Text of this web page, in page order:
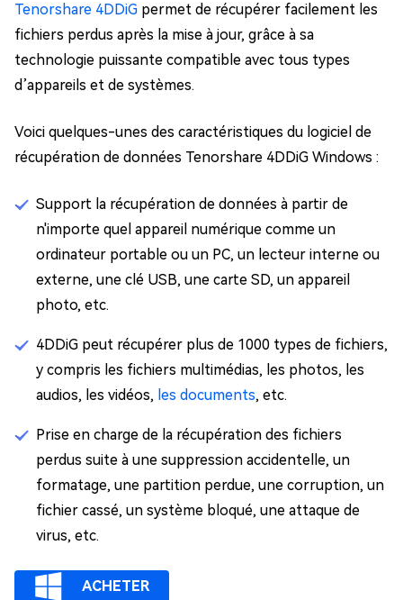
Tenorshare 4DDiG permet de récupérer facilement les
fichiers perdus après la mise à jour, grâce à sa
technologie puissante compatible avec tous types
d’appareils et de systèmes.
Voici quelques-unes des caractéristiques du logiciel de
récupération de données Tenorshare 4DDiG Windows :
Support la récupération de données à partir de
n'importe quel appareil numérique comme un
ordinateur portable ou un PC, un lecteur interne ou
externe, une clé USB, une carte SD, un appareil
photo, etc.
4DDiG peut récupérer plus de 1000 types de fichiers,
y compris les fichiers multimédias, les photos, les
audios, les vidéos, les documents, etc.
Prise en charge de la récupération des fichiers
perdus suite à une suppression accidentelle, un
formatage, une partition perdue, une corruption, un
fichier cassé, un système bloqué, une attaque de
virus, etc.
ACHETER